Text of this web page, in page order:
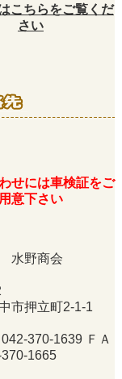
こちらをご覧くだ
さい
せには車検証をご
用意下さい
水野商会
市押立町2-1-1
370-1639 ＦＡ
370-1665